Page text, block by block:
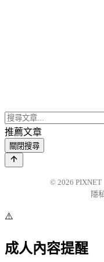
推薦文章
關閉搜尋
© 2026 PIXNET
隱
⚠️
成人內容提醒